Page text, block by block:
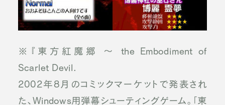
※『東方紅魔郷 ～ the Embodiment of
Scarlet Devil.
2002年8月のコミックマーケットで発表され
た、Windows用弾幕シューティングゲーム。「東